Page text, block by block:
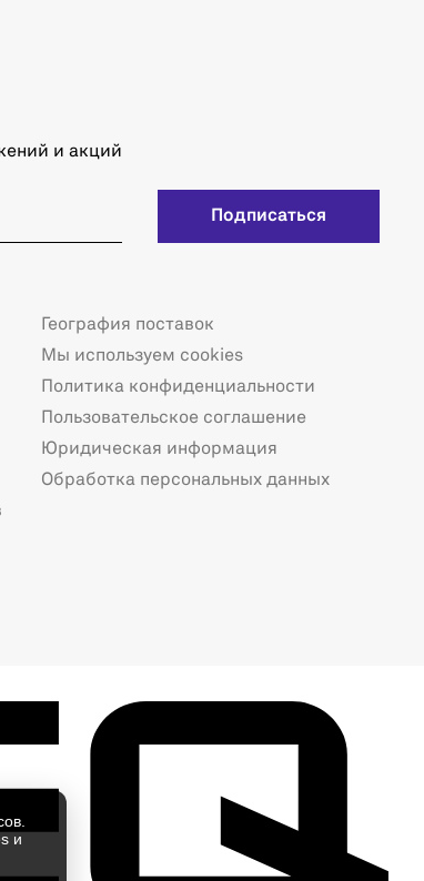
и акций
Подписаться
География поставок
Мы используем cookies
Политика конфиденциальности
Пользовательское соглашение
Юридическая информация
Обработка персональных данных
и